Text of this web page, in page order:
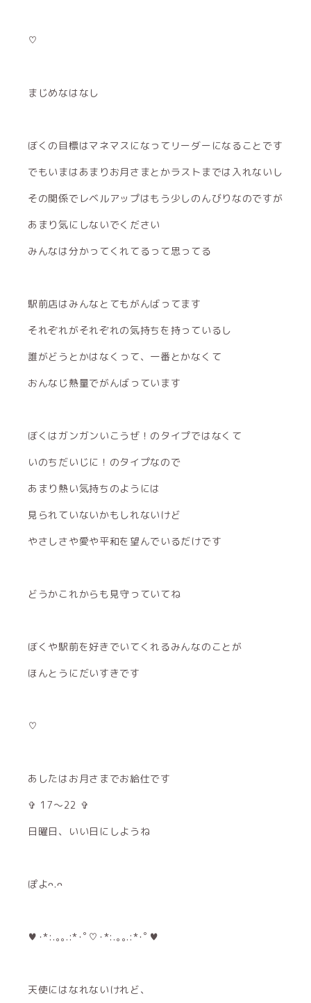
♡
まじめなはなし
ぼくの目標はマネマスになってリーダーになることです
でもいまはあまりお月さまとかラストまでは入れないし
その関係でレベルアップはもう少しのんびりなのですが
あまり気にしないでください
みんなは分かってくれてるって思ってる
駅前店はみんなとてもがんばってます
それぞれがそれぞれの気持ちを持っているし
誰がどうとかはなくって、一番とかなくて
おんなじ熱量でがんばっています
ぼくはガンガンいこうぜ！のタイプではなくて
いのちだいじに！のタイプなので
あまり熱い気持ちのようには
見られていないかもしれないけど
やさしさや愛や平和を望んでいるだけです
どうかこれからも見守っていてね
ぼくや駅前を好きでいてくれるみんなのことが
ほんとうにだいすきです
♡
あしたはお月さまでお給仕です
✞ 17〜22 ✞
日曜日、いい日にしようね
ぽよᴖ.ᴖ
♥･*:.｡｡.:*･ﾟ♡･*:.｡｡.:*･ﾟ♥
天使にはなれないけれど、